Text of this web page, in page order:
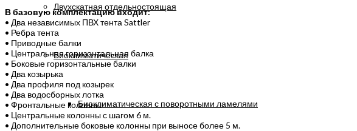
Двухскатная отдельностоящая
Биоклиматическая
Биоклиматическая с поворотными ламелями
В базовую комплектацию входит:
• Два независимых ПВХ тента Sattler
• Ребра тента
• Приводные балки
• Центральная горизонтальная балка
• Боковые горизонтальные балки
• Два козырька
• Два профиля под козырек
• Два водосборных лотка
• Фронтальные колонны
• Центральные колонны с шагом 6 м.
• Дополнительные боковые колонны при выносе более 5 м.